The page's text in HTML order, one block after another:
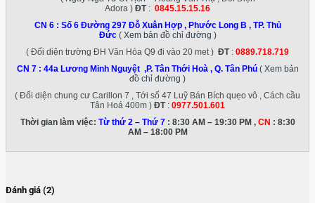
Adora ) ĐT: 0845.15.15.16
CN 6 : Số 6 Đường 297 Đỗ Xuân Hợp , Phước Long B , TP. Thủ
Đức ( Xem bản đồ chỉ đường )
( Đối diện trường ĐH Văn Hóa Q9 đi vào 20 met ) ĐT: 0889.718.719
CN 7 : 44a Lương Minh Nguyệt ,P. Tân Thới Hoà , Q. Tân Phú ( Xem bản
đồ chỉ đường )
( Đối diện chung cư Carillon 7 , Tới số 47 Luỹ Bán Bích quẹo vô , Cách cầu
Tân Hoá 400m ) ĐT: 0977.501.601
Thời gian làm việc: Từ thứ 2 – Thứ 7: 8:30 AM – 19:30 PM , CN : 8:30
AM – 18:00 PM
Đánh giá (2)